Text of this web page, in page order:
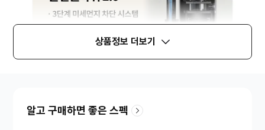
상품정보 더보기
알고 구매하면 좋은 스펙